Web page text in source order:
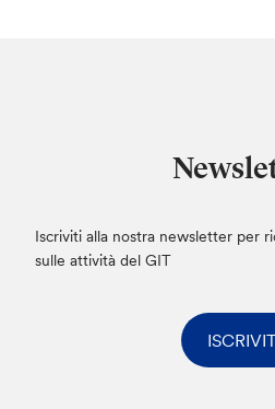
Iscriviti alla nostra newsletter per
sulle attività del GIT